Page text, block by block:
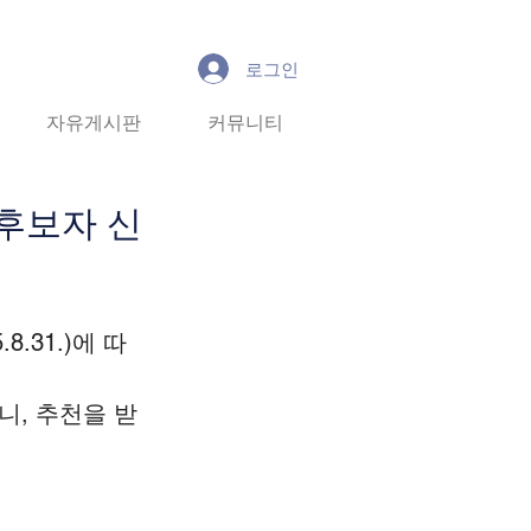
로그인
자유게시판 커뮤니티
게시판 커뮤니티 More
보자 신
에 따
, 추천을 받